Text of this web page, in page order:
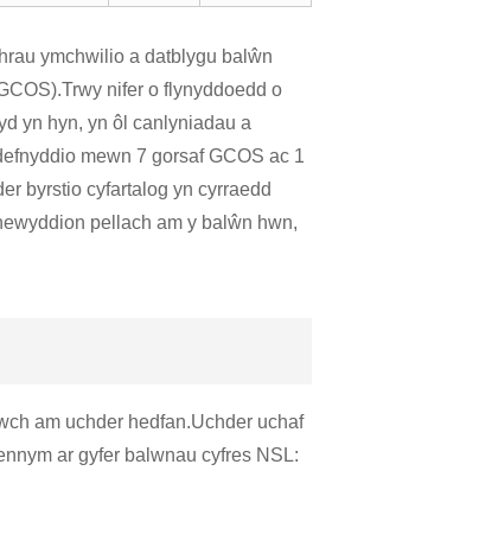
ymchwilio a datblygu balŵn
nifer o flynyddoedd o
yn hyn, yn ôl canlyniadau a
mewn 7 gorsaf GCOS ac 1
byrstio cyfartalog yn cyrraedd
pellach am y balŵn hwn,
am uchder hedfan.Uchder uchaf
ar gyfer balwnau cyfres NSL: